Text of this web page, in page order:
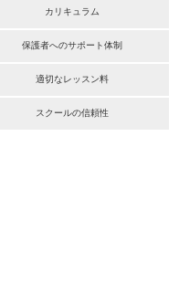
カリキュラム
保護者へのサポート体制
適切なレッスン料
スクールの信頼性